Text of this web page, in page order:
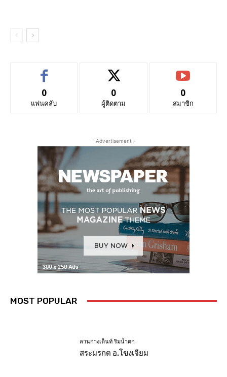
0
แฟนคลับ
0
ผู้ติดตาม
0
สมาชิก
- Advertisement -
MOST POPULAR
ลานกางเต็นท์ ริมน้ำตก
สระมรกต อ.โขงเจียม